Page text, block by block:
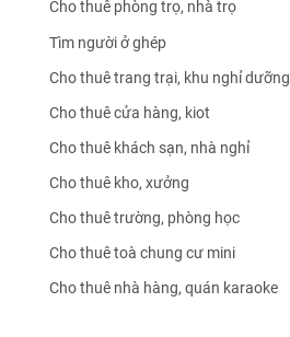
Cho thuê phòng trọ, nhà trọ
Tìm người ở ghép
Cho thuê trang trại, khu nghỉ dưỡng
Cho thuê cửa hàng, kiot
Cho thuê khách sạn, nhà nghỉ
Cho thuê kho, xưởng
Cho thuê trường, phòng học
Cho thuê toà chung cư mini
Cho thuê nhà hàng, quán karaoke